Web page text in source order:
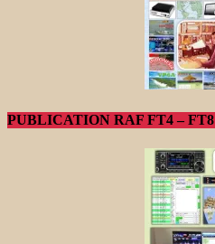
PUBLICATION RAF FT4 – FT8